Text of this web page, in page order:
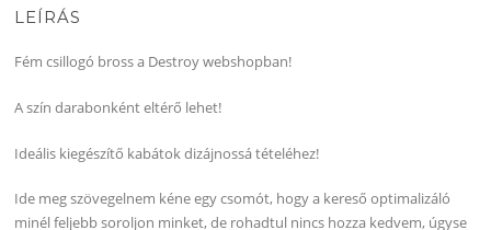
LEÍRÁS
Fém csillogó bross a Destroy webshopban!
A szín darabonként eltérő lehet!
Ideális kiegészítő kabátok dizájnossá tételéhez!
Ide meg szövegelnem kéne egy csomót, hogy a kereső optimalizáló
minél feljebb soroljon minket, de rohadtul nincs hozza kedvem, úgyse